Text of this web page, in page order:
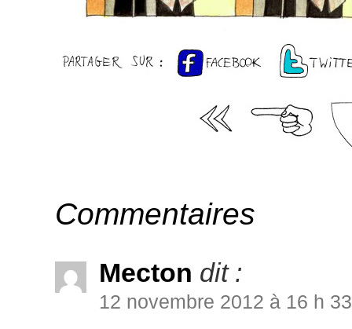
Commentaires
Mecton dit :
12 novembre 2012 à 16 h